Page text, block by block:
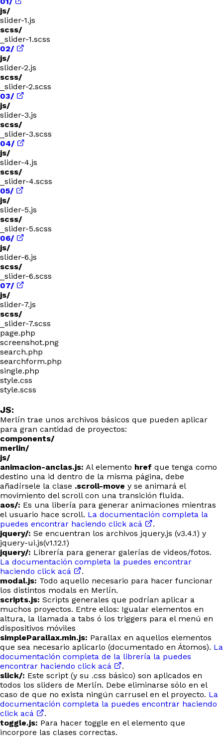
js/
slider-1.js
scss/
_slider-1.scss
02/
js/
slider-2.js
scss/
_slider-2.scss
03/
js/
slider-3.js
scss/
_slider-3.scss
04/
js/
slider-4.js
scss/
_slider-4.scss
05/
js/
slider-5.js
scss/
_slider-5.scss
06/
js/
slider-6.js
scss/
_slider-6.scss
07/
js/
slider-7.js
scss/
_slider-7.scss
page.php
screenshot.png
search.php
searchform.php
single.php
style.css
style.scss
JS:
Merlín trae unos archivos básicos que pueden aplicar
para gran cantidad de proyectos:
components/
merlin/
js/
animacion-anclas.js: Al elemento href que tenga como
destino una id dentro de la misma página, debe
añadírsele la clase .scroll-move y se animará el
movimiento del scroll con una transición fluida.
aos/: Es una libería para generar animaciones mientras
el usuario hace scroll. La documentación completa la
puedes encontrar haciendo click acá
.
jquery/: Se encuentran los archivos jquery.js (v3.4.1) y
jquery-ui.js(v1.12.1)
jquery/: Librería para generar galerías de videos/fotos.
La documentación completa la puedes encontrar
haciendo click acá
.
modal.js: Todo aquello necesario para hacer funcionar
los distintos modals en Merlín.
scripts.js: Scripts generales que podrían aplicar a
muchos proyectos. Entre ellos: Igualar elementos en
altura, la llamada a tabs ó los triggers para el menú en
dispositivos móviles
simpleParallax.min.js: Parallax en aquellos elementos
que sea necesario aplicarlo (documentado en Átomos). La
documentación completa de la librería la puedes
encontrar haciendo click acá
.
slick/: Este script (y su .css básico) son aplicados en
todos los sliders de Merlín. Debe eliminarse sólo en el
caso de que no exista ningún carrusel en el proyecto. La
documentación completa la puedes encontrar haciendo
click acá
.
toggle.js: Para hacer toggle en el elemento que
incorpore las clases correctas.